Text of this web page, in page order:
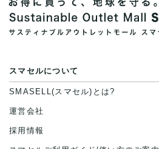
スマセルについて
SMASELL(スマセル)とは?
運営会社
採用情報